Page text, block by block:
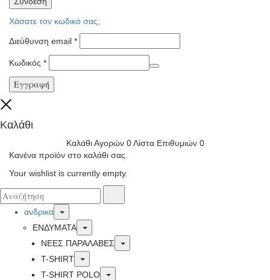
Χάσατε τον κωδικό σας;
Διεύθυνση email *
Κωδικός *
Εγγραφή
Καλάθι
Καλάθι Αγορών 0 Λίστα Επιθυμιών 0
Κανένα προϊόν στο καλάθι σας.
Your wishlist is currently empty.
Αναζήτησα
για:
ανδρικα
Toggle
ΕΝΔΥΜΑΤΑ
Toggle
ΝΕΕΣ ΠΑΡΑΛΑΒΕΣ
Toggle
T-SHIRT
Toggle
T-SHIRT POLO
Toggle